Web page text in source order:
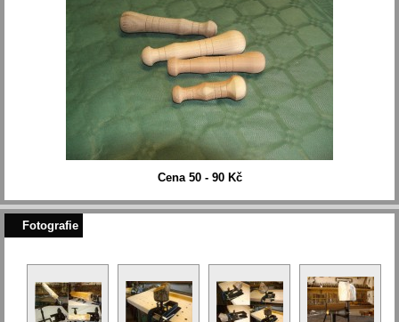
Cena 50 - 90 Kč
Fotografie